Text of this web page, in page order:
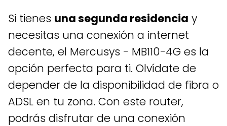
Si tienes una segunda residencia y
necesitas una conexión a internet
decente, el Mercusys - MB110-4G es la
opción perfecta para ti. Olvídate de
depender de la disponibilidad de fibra o
ADSL en tu zona. Con este router,
podrás disfrutar de una conexión